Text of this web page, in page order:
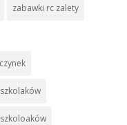
zabawki rc zalety